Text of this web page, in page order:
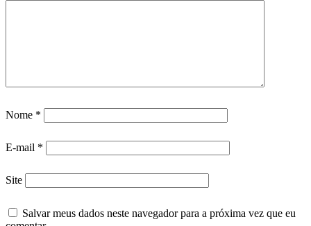
Nome *
E-mail *
Site
Salvar meus dados neste navegador para a próxima vez que eu